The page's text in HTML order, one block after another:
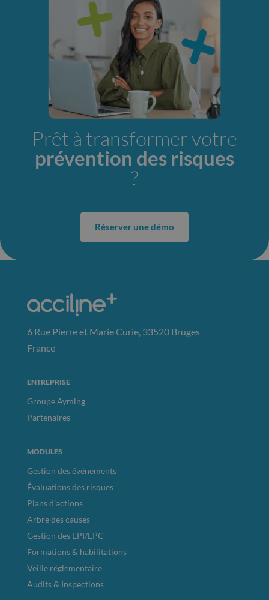
Prêt à transformer votre
prévention des risques
?
Réserver une démo
6 Rue Pierre et Marie Curie, 33520 Bruges
France
ENTREPRISE
Groupe Ayming
Partenaires
MODULES
Gestion des événements
Évaluations des risques
Plans d’actions
Arbre des causes
Gestion des EPI/EPC
Formations & habilitations
Veille réglementaire
Audits & Inspections